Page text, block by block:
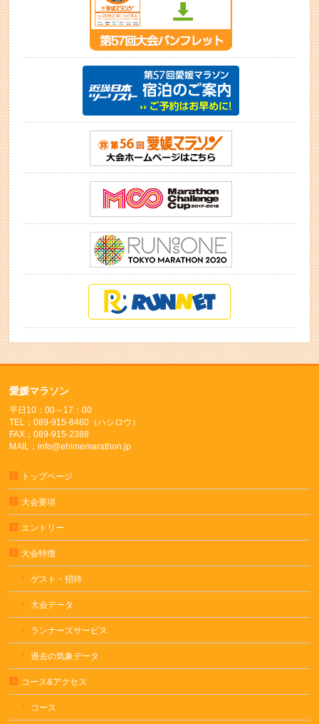
愛媛マラソン
平日10：00～17：00
TEL：089-915-8460（ハシロウ）
FAX：089-915-2388
MAIL：info@ehimemarathon.jp
トップページ
大会要項
エントリー
大会特徴
ゲスト・招待
大会データ
ランナーズサービス
過去の気象データ
コース&アクセス
コース